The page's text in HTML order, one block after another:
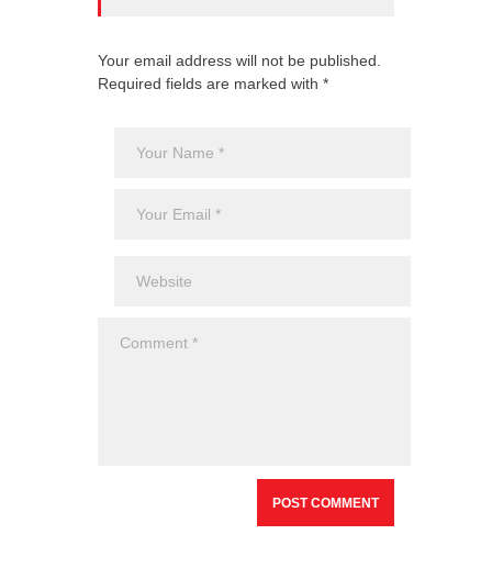
Your email address will not be published.
Required fields are marked with *